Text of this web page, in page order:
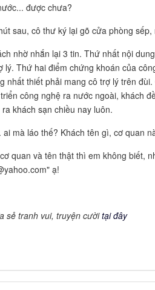
được chưa?
sau, cô thư ký lại gõ cửa phòng
nhờ nhắn lại 3 tin. Thứ nhất nội
lý. Thứ hai điểm chứng khoán của
nhất thiết phải mang cô trợ lý trên
công nghệ ra nước ngoài, khách
khách sạn chiều nay luôn.
ai mà láo thế? Khách tên gì, cơ quan
quan và tên thật thì em không biết,
ạ!
sẻ tranh vui, truyện cườitại đây